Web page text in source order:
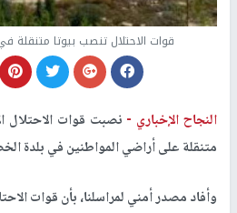
قوات الاحتلال تنصب بيوتا متنقلة
النجاح الإخباري - نصبت قوات الاحتلال
متنقلة على أراضي المواطنين في بلدة
وأفاد مصدر أمني لمراسلنا، بأن قوات